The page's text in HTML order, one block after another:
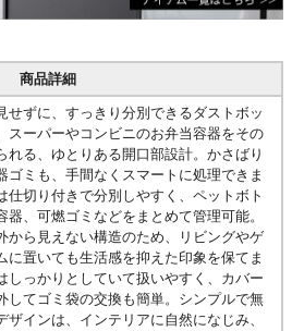
商品詳細
せずに、すっきり分別できるダストボッ
スーパーやコンビニのお弁当容器をその
れる、ゆとりある開口部設計。かさばり
ゴミも、手間なくスマートに処理できま
仕切り付きで分別しやすく、ペットボト
器、可燃ゴミなどをまとめて管理可能。
から見えない構造のため、リビングやゲ
に置いても生活感を抑えた印象を保てま
しっかりとしていて扱いやすく、カバー
してゴミ袋の交換も簡単。シンプルで無
ザインは、インテリアに自然になじみ、